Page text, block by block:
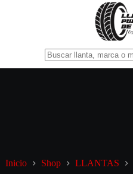
Inicio Shop LLANTAS